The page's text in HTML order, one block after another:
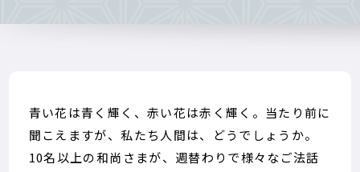
青い花は青く輝く、赤い花は赤く輝く。当たり前に
聞こえますが、私たち人間は、どうでしょうか。
10名以上の和尚さまが、週替わりで様々なご法話